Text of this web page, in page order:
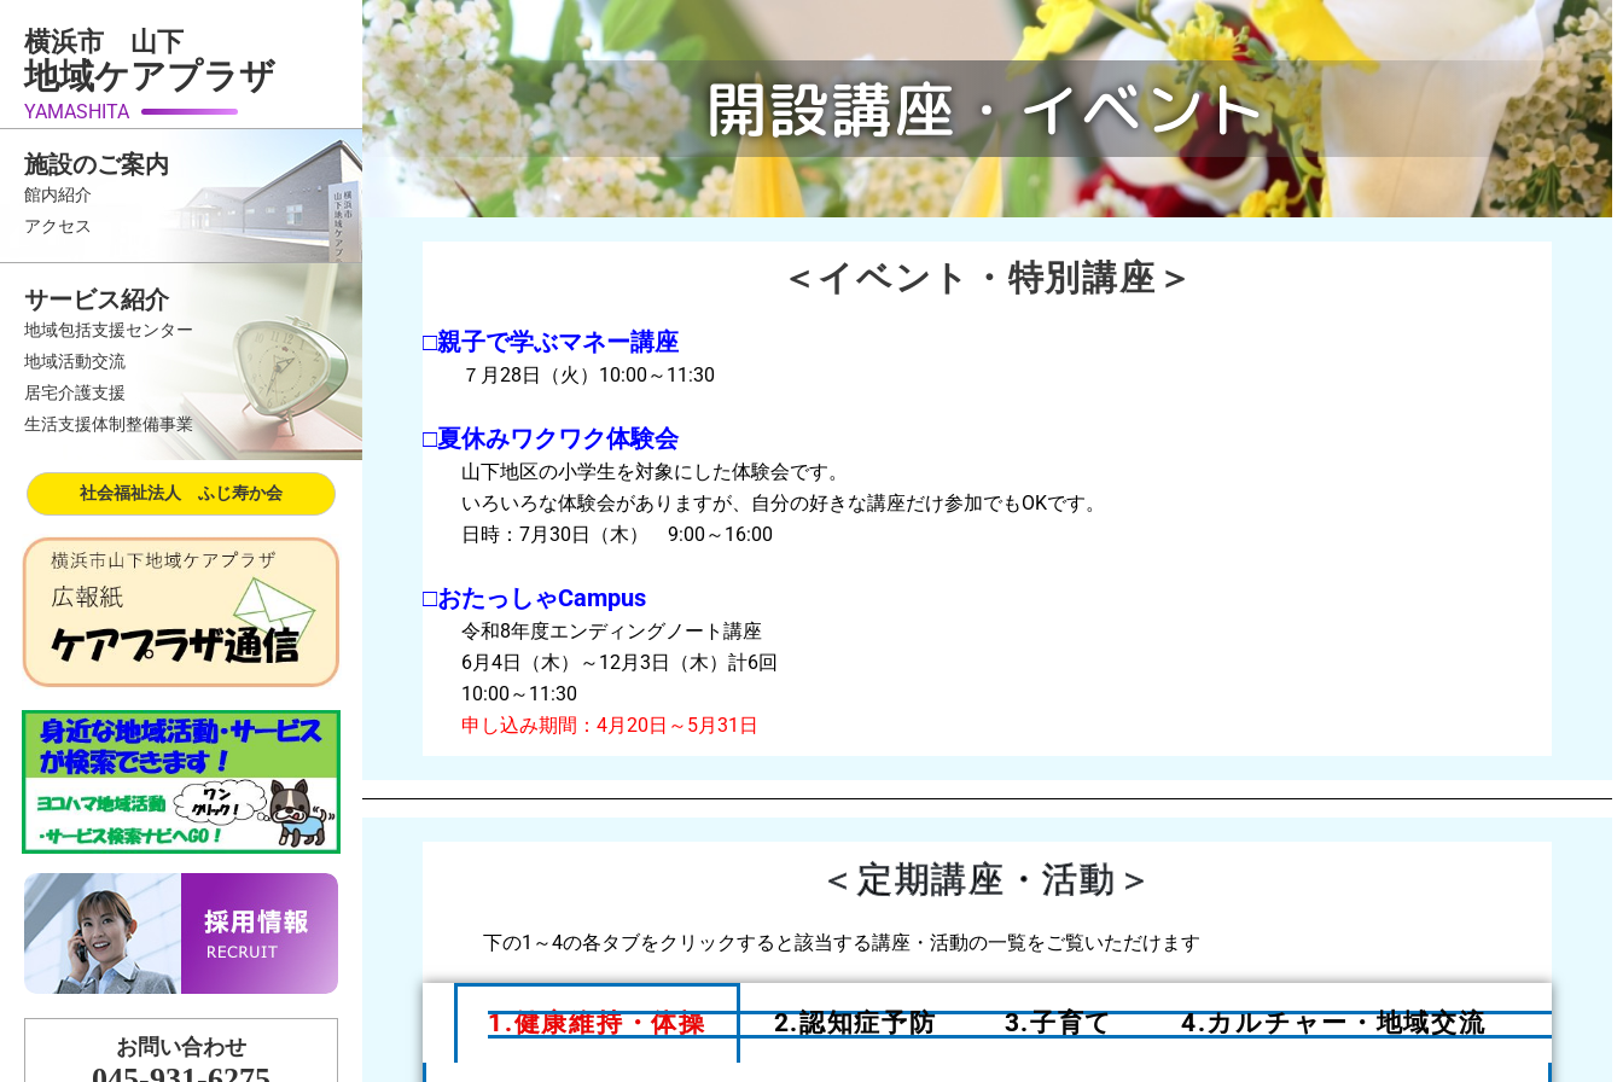
横浜市 山下
地域ケアプラザ
YAMASHITA
施設のご案内
館内紹介
アクセス
サービス紹介
地域包括支援センター
地域活動交流
居宅介護支援
生活支援体制整備事業
社会福祉法人 ふじ寿か会
お問い合わせ
開設講座・イベント
＜イベント・特別講座＞
□親子で学ぶマネー講座
７月28日（火）10:00～11:30
□夏休みワクワク体験会
山下地区の小学生を対象にした体験会です。
いろいろな体験会がありますが、自分の好きな講座だけ参加でもOKです。
日時：7月30日（木） 9:00～16:00
□おたっしゃCampus
令和8年度エンディングノート講座
6月4日（木）～12月3日（木）計6回
10:00～11:30
申し込み期間：4月20日～5月31日
＜定期講座・活動＞
下の1～4の各タブをクリックすると該当する講座・活動の一覧をご覧いただけます
1.健康維持・体操 2.認知症予防 3.子育て 4.カルチャー・地域交流